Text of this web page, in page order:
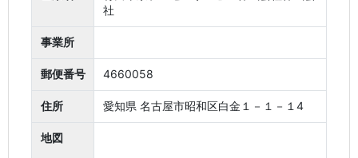
社
事業所
郵便番号 4660058
住所 愛知県 名古屋市昭和区白金１－１－１4
地図